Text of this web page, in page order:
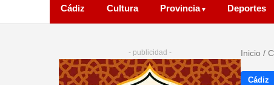
Cádiz Cultura Provincia Deportes
- publicidad - Inicio /
Cádiz